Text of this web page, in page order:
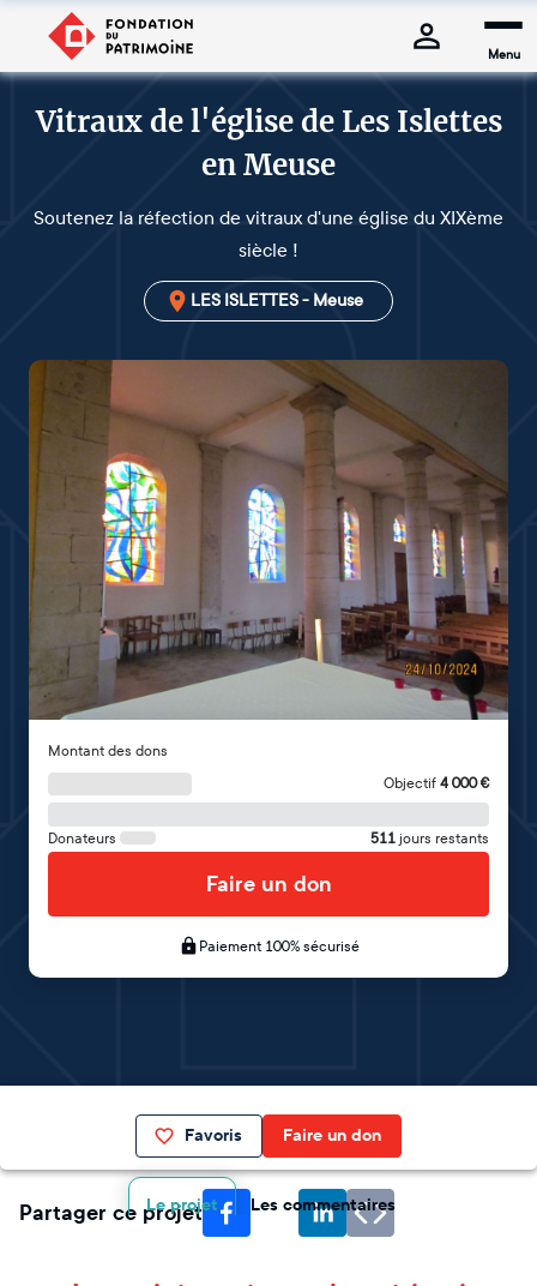
Menu
Vitraux de l'église de Les Islettes
en Meuse
Soutenez la réfection de vitraux d'une église du XIXème
siècle !
LES ISLETTES - Meuse
Montant des dons
Objectif 4 000€
Donateurs 511 jours restants
Faire un don
Paiement 100% sécurisé
Favoris Faire un don
Le projet Les commentaires
Partager ce projet